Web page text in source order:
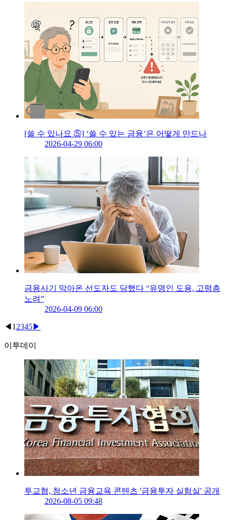
[쓸 수 있나요 ⑤] ‘쓸 수 있는 금융’은 어떻게 만드나
2026-04-29 06:00
금융사기 막아온 선도자도 당했다 “유명인 도용, 고령층
노려”
2026-04-09 06:00
◀ 1 2345▶
이투데이
투교협, 청소년 금융교육 콘텐츠 '금융투자 실험실' 공개
2026-08-05 09:48